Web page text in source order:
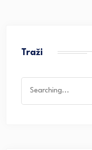
Traži
for: